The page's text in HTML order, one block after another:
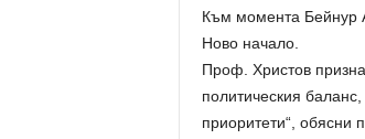
Към момента Бейнур
Ново начало.
Проф. Христов
политическия
приоритети“, обясни